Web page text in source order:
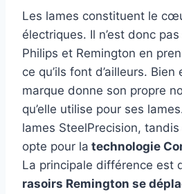
Les lames constituent le
électriques. Il n’est donc
Philips et Remington en
ce qu’ils font d’ailleurs.
marque donne son propre
qu’elle utilise pour ses
lames SteelPrecision,
opte pour la technologie
La principale différence est
rasoirs Remington se